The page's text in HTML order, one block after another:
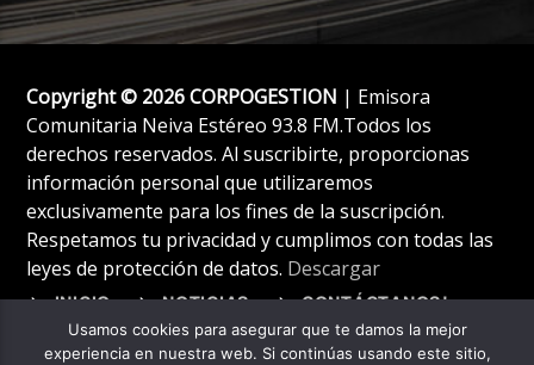
Copyright © 2026 CORPOGESTION | Emisora
Comunitaria Neiva Estéreo 93.8 FM.Todos los
derechos reservados. Al suscribirte, proporcionas
información personal que utilizaremos
exclusivamente para los fines de la suscripción.
Respetamos tu privacidad y cumplimos con todas las
leyes de protección de datos. Descargar
INICIO NOTICIAS CONTÁCTANOS!
Usamos cookies para asegurar que te damos la mejor
experiencia en nuestra web. Si continúas usando este sitio,